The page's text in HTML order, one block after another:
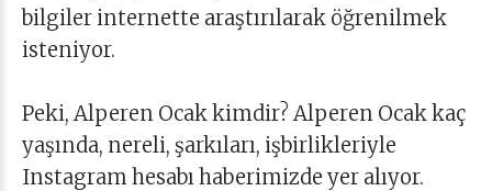
bilgiler internette araştırılarak öğrenilmek
isteniyor.
Peki, Alperen Ocak kimdir? Alperen Ocak kaç
yaşında, nereli, şarkıları, işbirlikleriyle
Instagram hesabı haberimizde yer alıyor.